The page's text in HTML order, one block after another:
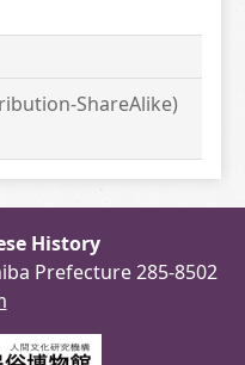
ShareAlike)
History
Prefecture 285-8502